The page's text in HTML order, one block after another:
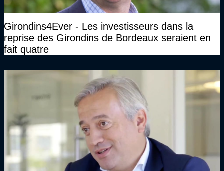
Girondins4Ever - Les investisseurs dans la
reprise des Girondins de Bordeaux seraient en
fait quatre